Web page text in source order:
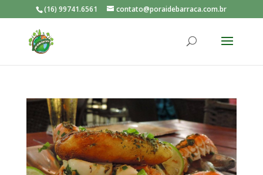
(16) 99741.6561 contato@poraidebarraca.com.br